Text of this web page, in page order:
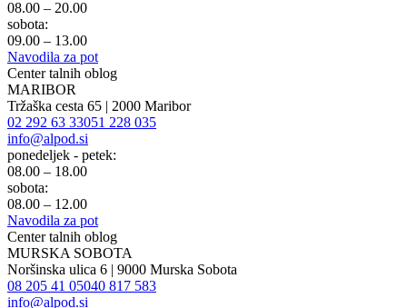
08.00 – 20.00
sobota:
09.00 – 13.00
Navodila za pot
Center talnih oblog
MARIBOR
Tržaška cesta 65 | 2000 Maribor
02 292 63 33051 228 035
info@alpod.si
ponedeljek - petek:
08.00 – 18.00
sobota:
08.00 – 12.00
Navodila za pot
Center talnih oblog
MURSKA SOBOTA
Noršinska ulica 6 | 9000 Murska Sobota
08 205 41 05040 817 583
info@alpod.si